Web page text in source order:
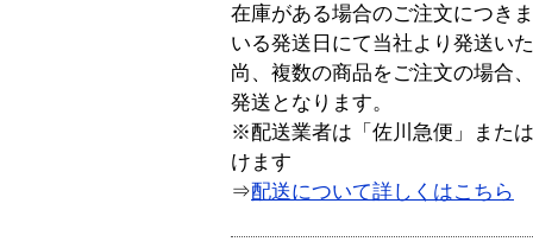
在庫がある場合のご注文につき
いる発送日にて当社より発送い
尚、複数の商品をご注文の場合
発送となります。
※配送業者は「佐川急便」また
けます
⇒配送について詳しくはこちら